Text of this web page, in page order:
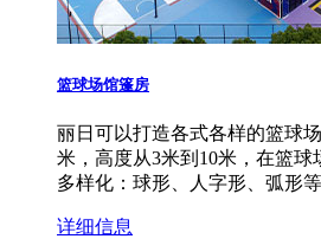
篮球场馆篷房
丽日可以打造各式各样的篮球
米，高度从3米到10米，在篮
多样化：球形、人字形、弧形等
详细信息